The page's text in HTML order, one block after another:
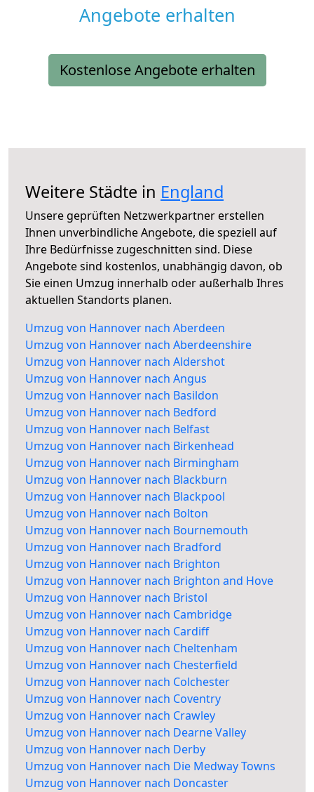
Angebote erhalten
Kostenlose Angebote erhalten
Weitere Städte in England
Unsere geprüften Netzwerkpartner erstellen
Ihnen unverbindliche Angebote, die speziell auf
Ihre Bedürfnisse zugeschnitten sind. Diese
Angebote sind kostenlos, unabhängig davon, ob
Sie einen Umzug innerhalb oder außerhalb Ihres
aktuellen Standorts planen.
Umzug von Hannover nach Aberdeen
Umzug von Hannover nach Aberdeenshire
Umzug von Hannover nach Aldershot
Umzug von Hannover nach Angus
Umzug von Hannover nach Basildon
Umzug von Hannover nach Bedford
Umzug von Hannover nach Belfast
Umzug von Hannover nach Birkenhead
Umzug von Hannover nach Birmingham
Umzug von Hannover nach Blackburn
Umzug von Hannover nach Blackpool
Umzug von Hannover nach Bolton
Umzug von Hannover nach Bournemouth
Umzug von Hannover nach Bradford
Umzug von Hannover nach Brighton
Umzug von Hannover nach Brighton and Hove
Umzug von Hannover nach Bristol
Umzug von Hannover nach Cambridge
Umzug von Hannover nach Cardiff
Umzug von Hannover nach Cheltenham
Umzug von Hannover nach Chesterfield
Umzug von Hannover nach Colchester
Umzug von Hannover nach Coventry
Umzug von Hannover nach Crawley
Umzug von Hannover nach Dearne Valley
Umzug von Hannover nach Derby
Umzug von Hannover nach Die Medway Towns
Umzug von Hannover nach Doncaster